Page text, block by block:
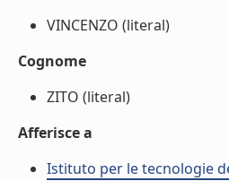
VINCENZO (literal)
Cognome
ZITO (literal)
Afferisce a
Istituto per le tecnologie